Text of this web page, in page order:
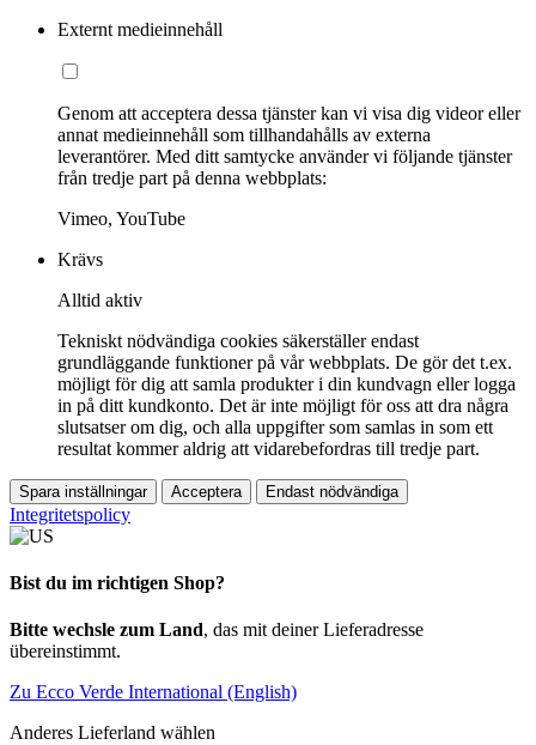
Externt medieinnehåll
Genom att acceptera dessa tjänster kan vi visa dig videor eller
annat medieinnehåll som tillhandahålls av externa
leverantörer. Med ditt samtycke använder vi följande tjänster
från tredje part på denna webbplats:
Vimeo, YouTube
Krävs
Alltid aktiv
Tekniskt nödvändiga cookies säkerställer endast
grundläggande funktioner på vår webbplats. De gör det t.ex.
möjligt för dig att samla produkter i din kundvagn eller logga
in på ditt kundkonto. Det är inte möjligt för oss att dra några
slutsatser om dig, och alla uppgifter som samlas in som ett
resultat kommer aldrig att vidarebefordras till tredje part.
Spara inställningar Acceptera Endast nödvändiga
Integritetspolicy
Bist du im richtigen Shop?
Bitte wechsle zum Land, das mit deiner Lieferadresse
übereinstimmt.
Zu Ecco Verde International (English)
Anderes Lieferland wählen